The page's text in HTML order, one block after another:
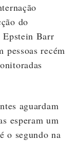
do
Barr
recém
aguardam
esperam um
o segundo na